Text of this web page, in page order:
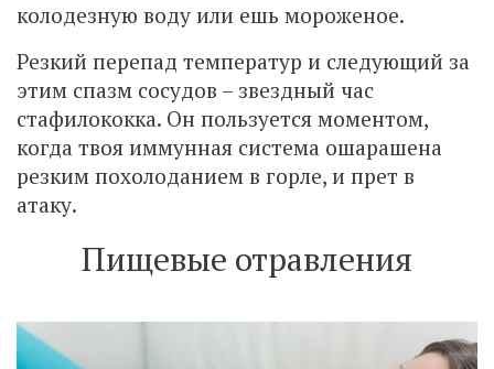
колодезную воду или ешь мороженое.
Резкий перепад температур и следующий за
этим спазм сосудов – звездный час
стафилококка. Он пользуется моментом,
когда твоя иммунная система ошарашена
резким похолоданием в горле, и прет в
атаку.
Пищевые отравления